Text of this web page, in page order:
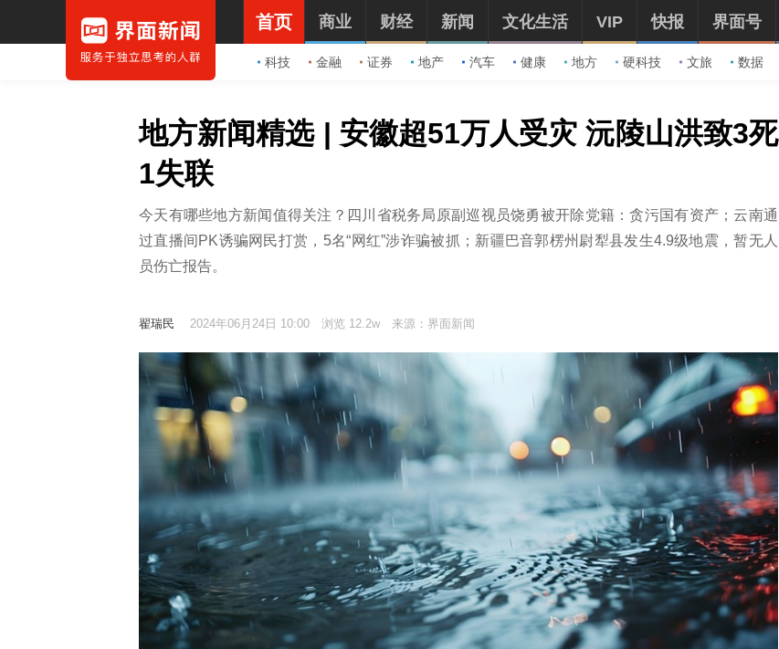
首页
科技 金融 证券 地产 汽车 健康 地方 硬科技 文旅 数据
商业 财经 新闻 文化生活 VIP 快报 界面号
地方新闻精选 | 安徽超51万人受灾 沅陵山洪致3死
1失联
今天有哪些地方新闻值得关注？四川省税务局原副巡视员饶勇被开除党籍：贪污国有资产；云南通
过直播间PK诱骗网民打赏，5名“网红”涉诈骗被抓；新疆巴音郭楞州尉犁县发生4.9级地震，暂无人
员伤亡报告。
翟瑞民 2024年06月24日 10:00 浏览 12.2w 来源：界面新闻